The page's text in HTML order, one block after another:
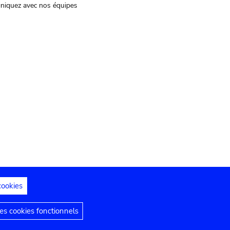
avec nos équipes
juridiques Déclaration d'accessibilité
cookies fonctionnels